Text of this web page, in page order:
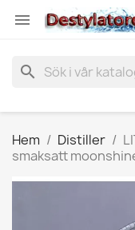

search
Hem Distiller
smaksatt